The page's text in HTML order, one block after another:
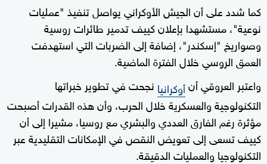
كما شدد على أن الجيش الأوكراني يواصل تنفيذ "عمليات
نوعية"، مستشهدا بإعلان كييف تدمير طائرات روسية
وصواريخ "إسكندر"، إضافة إلى الضربات التي استهدفت
العمق الروسي خلال الفترة الماضية.
واعتبر العروقي أنأوكرانيا نجحت في تطوير خبراتها
التكنولوجية والعسكرية خلال الحرب، وأن هذه القدرات أصبحت
مؤثرة رغم الفارق العددي والبشري مع روسيا، مشيرا إلى أن
كييف تسعى إلى تعويض النقص في الإمكانات التقليدية عبر
التكنولوجيا والعمليات الدقيقة.